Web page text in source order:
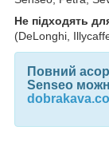
Не підходять
(DeLonghi,
Повний
Senseo